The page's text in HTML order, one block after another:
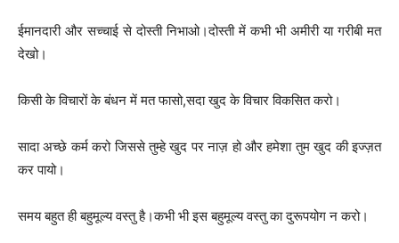
ईमानदारी और सच्चाई से दोस्ती निभाओ।दोस्ती में कभी भी अमीरी या गरीबी मत
देखो।
किसी के विचारों के बंधन में मत फासो,सदा खुद के विचार विकसित करो।
सादा अच्छे कर्म करो जिससे तुम्हे खुद पर नाज़ हो और हमेशा तुम खुद की इज्ज़त
कर पायो।
समय बहुत ही बहुमूल्य वस्तु है।कभी भी इस बहुमूल्य वस्तु का दुरूपयोग न करो।